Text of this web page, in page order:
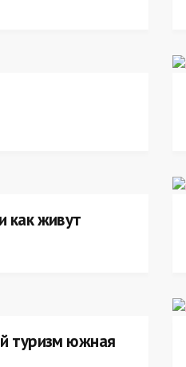
как живут
туризм южная